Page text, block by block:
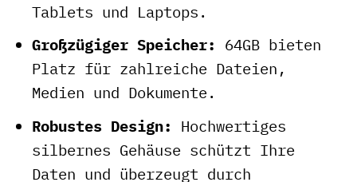
Tablets und Laptops.
Großzügiger Speicher: 64GB bieten
Platz für zahlreiche Dateien,
Medien und Dokumente.
Robustes Design: Hochwertiges
silbernes Gehäuse schützt Ihre
Daten und überzeugt durch